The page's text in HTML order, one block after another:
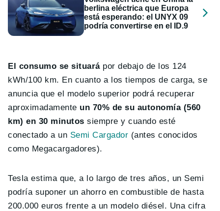
berlina eléctrica que Europa
está esperando: el UNYX 09
podría convertirse en el ID.9
El consumo se situará por debajo de los 124
kWh/100 km. En cuanto a los tiempos de carga, se
anuncia que el modelo superior podrá recuperar
aproximadamente un 70% de su autonomía (560
km) en 30 minutos siempre y cuando esté
conectado a un Semi Cargador (antes conocidos
como Megacargadores).
Tesla estima que, a lo largo de tres años, un Semi
podría suponer un ahorro en combustible de hasta
200.000 euros frente a un modelo diésel. Una cifra